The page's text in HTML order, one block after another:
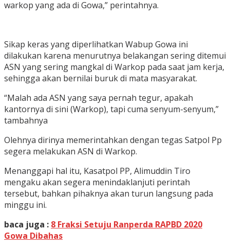
warkop yang ada di Gowa,” perintahnya.
Sikap keras yang diperlihatkan Wabup Gowa ini
dilakukan karena menurutnya belakangan sering ditemui
ASN yang sering mangkal di Warkop pada saat jam kerja,
sehingga akan bernilai buruk di mata masyarakat.
“Malah ada ASN yang saya pernah tegur, apakah
kantornya di sini (Warkop), tapi cuma senyum-senyum,”
tambahnya
Olehnya dirinya memerintahkan dengan tegas Satpol Pp
segera melakukan ASN di Warkop.
Menanggapi hal itu, Kasatpol PP, Alimuddin Tiro
mengaku akan segera menindaklanjuti perintah
tersebut, bahkan pihaknya akan turun langsung pada
minggu ini.
baca juga : 8 Fraksi Setuju Ranperda RAPBD 2020
Gowa Dibahas